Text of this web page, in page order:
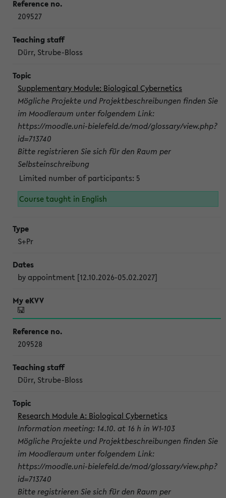
209527
Dürr, Strube-Bloss
Supplementary Module: Biological Cybernetics
Mögliche Projekte und Projektbeschreibungen finden Sie
im Moodleraum unter folgendem Link:
https://moodle.uni-bielefeld.de/mod/glossary/view.php?
id=713740
Bitte registrieren Sie sich für den Raum per
Selbsteinschreibung
Limited number of participants: 5
Course taught in English
S+Pr
by appointment [12.10.2026-05.02.2027]
209528
Dürr, Strube-Bloss
Research Module A: Biological Cybernetics
Information meeting: 14.10. at 16 h in W1-103
Mögliche Projekte und Projektbeschreibungen finden Sie
im Moodleraum unter folgendem Link:
https://moodle.uni-bielefeld.de/mod/glossary/view.php?
id=713740
Bitte registrieren Sie sich für den Raum per